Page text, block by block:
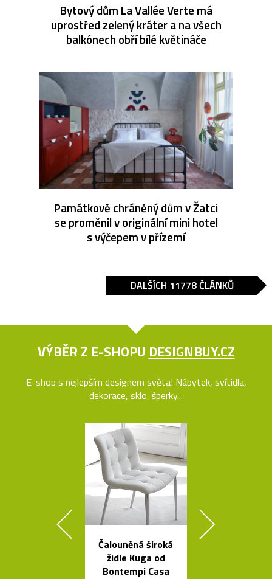
Bytový dům La Vallée Verte má
uprostřed zelený kráter a na všech
balkónech obří bílé květináče
Památkově chráněný dům v Žatci
se proměnil v originální mini hotel
s výčepem v přízemí
DALŠÍCH 11778 ČLÁNKŮ
VÝBĚR Z E-SHOPU DESIGNBUY.CZ
E-shop s nejlepším designem světa! Nábytek, svítidla,
dekorace, sklo, šperky...
Čalouněná široká
židle Kuga od
Bontempi Casa